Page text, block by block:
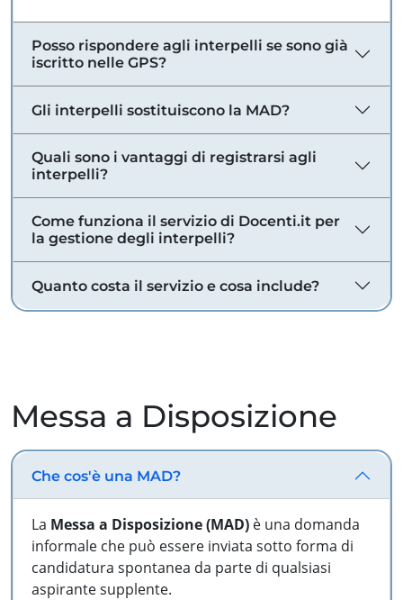
Posso rispondere agli interpelli se sono già
iscritto nelle GPS?
Gli interpelli sostituiscono la MAD?
Quali sono i vantaggi di registrarsi agli
interpelli?
Come funziona il servizio di Docenti.it per
la gestione degli interpelli?
Quanto costa il servizio e cosa include?
Messa a Disposizione
Che cos'è una MAD?
La Messa a Disposizione (MAD) è una domanda
informale che può essere inviata sotto forma di
candidatura spontanea da parte di qualsiasi
aspirante supplente.